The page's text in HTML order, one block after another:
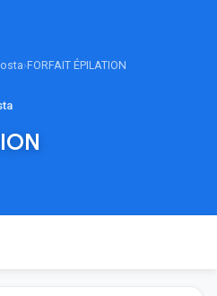
›FORFAIT ÉPILATION